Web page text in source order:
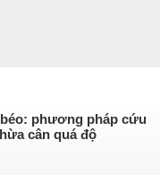
phương pháp cứu
cân quá độ